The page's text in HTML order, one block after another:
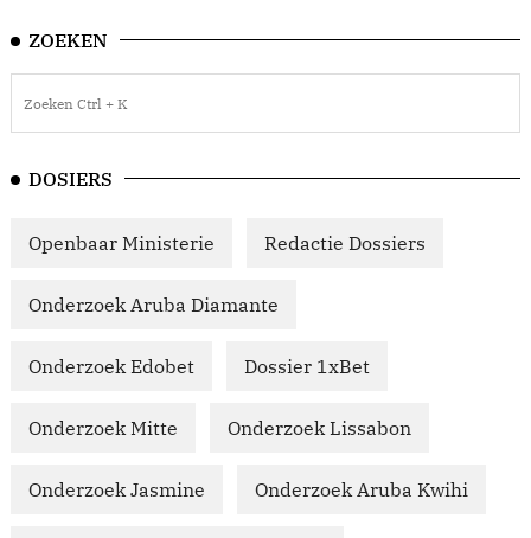
ZOEKEN
DOSIERS
Openbaar Ministerie Redactie Dossiers
Onderzoek Aruba Diamante
Onderzoek Edobet Dossier 1xBet
Onderzoek Mitte Onderzoek Lissabon
Onderzoek Jasmine Onderzoek Aruba Kwihi